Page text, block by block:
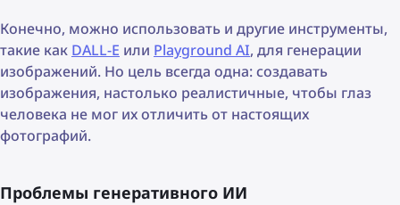
Конечно, можно использовать и другие инструменты,
такие как DALL-E или Playground AI, для генерации
изображений. Но цель всегда одна: создавать
изображения, настолько реалистичные, чтобы глаз
человека не мог их отличить от настоящих
фотографий.
Проблемы генеративного ИИ